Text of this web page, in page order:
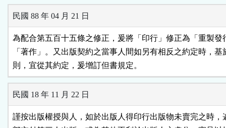
民國 88 年 04 月 21 日
為配合第五百十五條之修正，爰將「印行」修正為「重製發
「著作」。又出版契約之當事人間如另有相反之約定時，
則，宜從其約定，爰增訂但書規定。
民國 18 年 11 月 22 日
謹按出版權授與人，如於出版人得印行出版物未賣完之時，